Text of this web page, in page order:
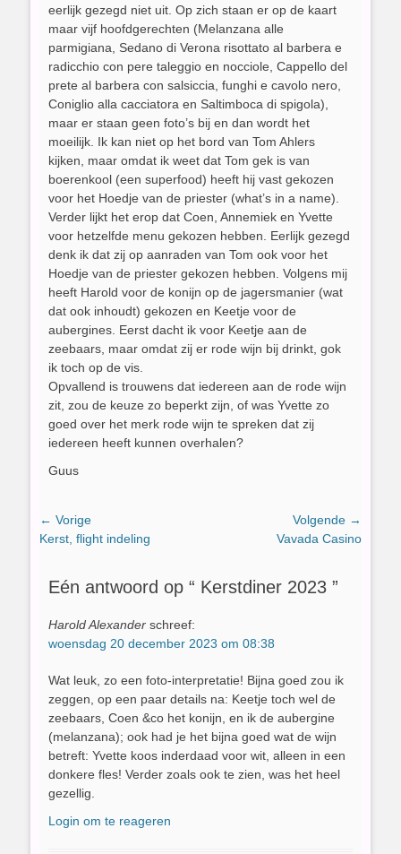
eerlijk gezegd niet uit. Op zich staan er op de kaart
maar vijf hoofdgerechten (Melanzana alle
parmigiana, Sedano di Verona risottato al barbera e
radicchio con pere taleggio en nocciole, Cappello del
prete al barbera con salsiccia, funghi e cavolo nero,
Coniglio alla cacciatora en Saltimboca di spigola),
maar er staan geen foto’s bij en dan wordt het
moeilijk. Ik kan niet op het bord van Tom Ahlers
kijken, maar omdat ik weet dat Tom gek is van
boerenkool (een superfood) heeft hij vast gekozen
voor het Hoedje van de priester (what’s in a name).
Verder lijkt het erop dat Coen, Annemiek en Yvette
voor hetzelfde menu gekozen hebben. Eerlijk gezegd
denk ik dat zij op aanraden van Tom ook voor het
Hoedje van de priester gekozen hebben. Volgens mij
heeft Harold voor de konijn op de jagersmanier (wat
dat ook inhoudt) gekozen en Keetje voor de
aubergines. Eerst dacht ik voor Keetje aan de
zeebaars, maar omdat zij er rode wijn bij drinkt, gok
ik toch op de vis.
Opvallend is trouwens dat iedereen aan de rode wijn
zit, zou de keuze zo beperkt zijn, of was Yvette zo
goed over het merk rode wijn te spreken dat zij
iedereen heeft kunnen overhalen?
Guus
Bericht
navigatie
← Vorige
Vorig
Kerst, flight indeling
Volgende →
Vavada Casino
Eén antwoord op “ Kerstdiner 2023 ”
Harold Alexander schreef:
woensdag 20 december 2023 om 08:38
Wat leuk, zo een foto-interpretatie! Bijna goed zou ik
zeggen, op een paar details na: Keetje toch wel de
zeebaars, Coen &co het konijn, en ik de aubergine
(melanzana); ook had je het bijna goed wat de wijn
betreft: Yvette koos inderdaad voor wit, alleen in een
donkere fles! Verder zoals ook te zien, was het heel
gezellig.
Login om te reageren